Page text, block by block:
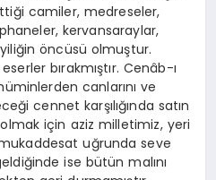
camiler, medreseler,
kervansaraylar,
öncüsü olmuştur.
bırakmıştır. Cenâb-ı
canlarını ve
cennet karşılığında satın
için aziz milletimiz, yeri
uğrunda seve
ise bütün malını